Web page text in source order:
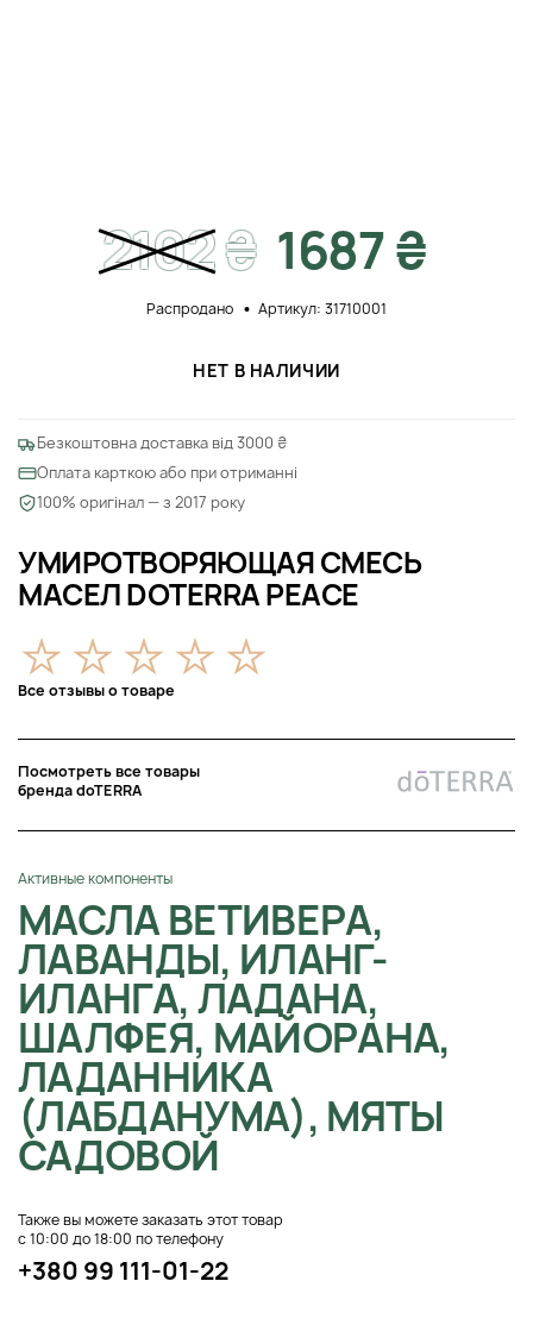
УМИРОТВОРЯЮЩАЯ СМЕСЬ
МАСЕЛ DOTERRA PEACE
Все отзывы о товаре
Посмотреть все товары
бренда doTERRA
Активные компоненты
МАСЛА ВЕТИВЕРА,
ЛАВАНДЫ, ИЛАНГ-
ИЛАНГА, ЛАДАНА,
ШАЛФЕЯ, МАЙОРАНА,
ЛАДАННИКА
(ЛАБДАНУМА), МЯТЫ
САДОВОЙ
Также вы можете заказать этот товар
с 10:00 до 18:00 по телефону
+380 99 111-01-22
2102₴ 1687 ₴
Распродано Артикул: 31710001
НЕТ В НАЛИЧИИ
Безкоштовна доставка від 3000 ₴
Оплата карткою або при отриманні
100% оригінал — з 2017 року